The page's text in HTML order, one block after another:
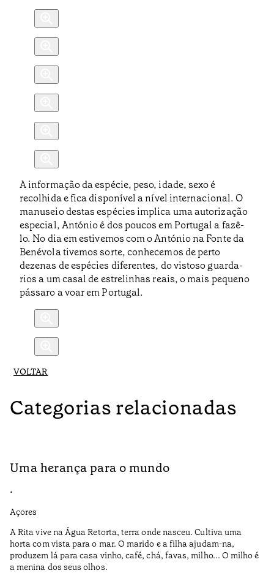
A informação da espécie, peso, idade, sexo é
recolhida e fica disponível a nível internacional. O
manuseio destas espécies implica uma autorização
especial, António é dos poucos em Portugal a fazê-
lo. No dia em estivemos com o António na Fonte da
Benévola tivemos sorte, conhecemos de perto
dezenas de espécies diferentes, do vistoso guarda-
rios a um casal de estrelinhas reais, o mais pequeno
pássaro a voar em Portugal.
VOLTAR
Categorias relacionadas
Uma herança para o mundo
•
Açores
A Rita vive na Água Retorta, terra onde nasceu. Cultiva uma
horta com vista para o mar. O marido e a filha ajudam-na,
produzem lá para casa vinho, café, chá, favas, milho... O milho é
a menina dos seus olhos.